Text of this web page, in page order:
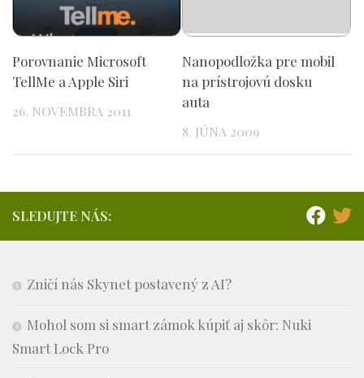
Porovnanie Microsoft
TellMe a Apple Siri
26. NOVEMBRA 2011
Nanopodložka pre mobil
na prístrojovú dosku
auta
8. JÚNA 2009
SLEDUJTE NÁS:
Zničí nás Skynet postavený z AI?
Mohol som si smart zámok kúpiť aj skôr: Nuki
Smart Lock Pro